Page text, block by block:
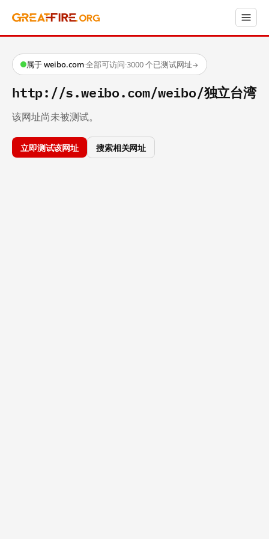
属于 weibo.com·全部可访问·3000 个已测试网址→
http://s.weibo.com/weibo/独立台湾
该网址尚未被测试。
立即测试该网址 搜索相关网址